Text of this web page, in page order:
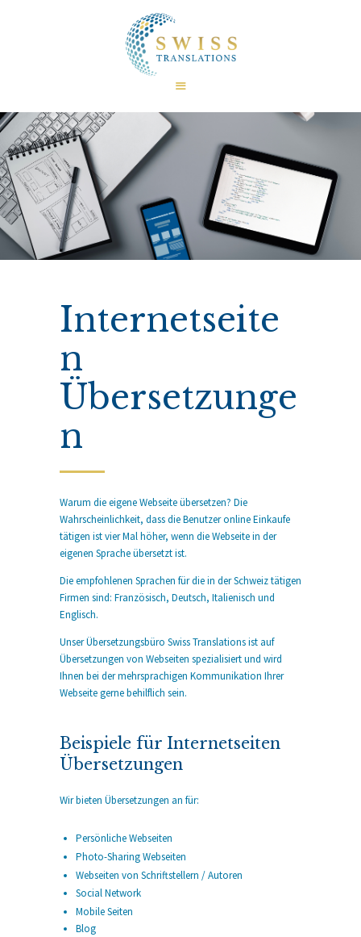
ZERTIFIZIERUNGEN
ÜBERSETZUNGEN
SPRACHEN
BEREICHE
FAQ
SPRACHLICHE KURIOSITÄTEN
Internetseite
n
Übersetzunge
n
Warum die eigene Webseite übersetzen? Die
Wahrscheinlichkeit, dass die Benutzer online Einkaufe
tätigen ist vier Mal höher, wenn die Webseite in der
eigenen Sprache übersetzt ist.
Die empfohlenen Sprachen für die in der Schweiz tätigen
Firmen sind: Französisch, Deutsch, Italienisch und
Englisch.
Unser Übersetzungsbüro Swiss Translations ist auf
Übersetzungen von Webseiten spezialisiert und wird
Ihnen bei der mehrsprachigen Kommunikation Ihrer
Webseite gerne behilflich sein.
Beispiele für Internetseiten
Übersetzungen
Wir bieten Übersetzungen an für:
Persönliche Webseiten
Photo-Sharing Webseiten
Webseiten von Schriftstellern / Autoren
Social Network
Mobile Seiten
Blog